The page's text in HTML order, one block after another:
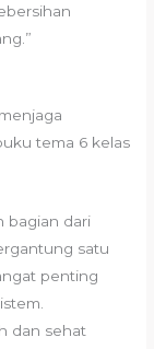
tema 6 kelas
bagian dari
satu
penting
dan sehat